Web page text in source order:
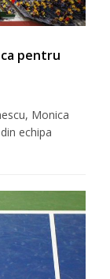
pentru
Monica
echipa